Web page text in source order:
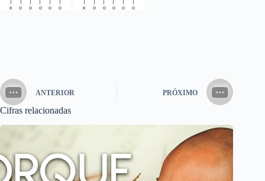
ANTERIOR PRÓXIMO
Cifras relacionadas